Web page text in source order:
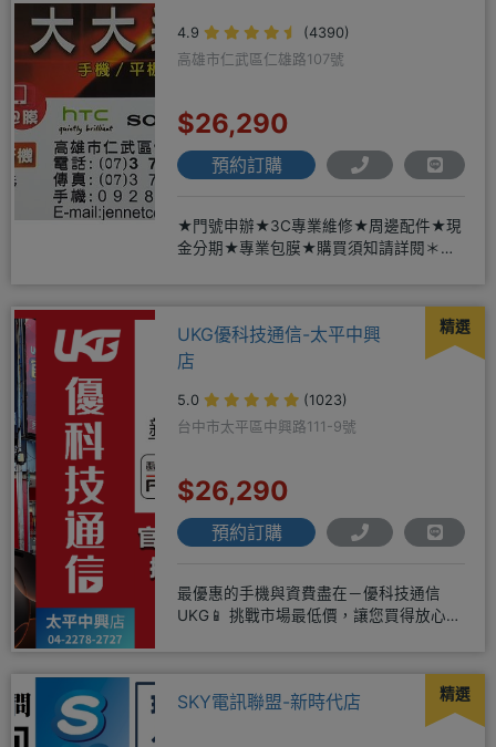
4.9
(4390)
高雄市仁武區仁雄路107號
$26,290
預約訂購
★門號申辦★3C專業維修★周邊配件★現
金分期★專業包膜★購買須知請詳閱＊來
精選
UKG優科技通信-太平中興
店
5.0
(1023)
台中市太平區中興路111-9號
$26,290
預約訂購
最優惠的手機與資費盡在－優科技通信
UKG📱 挑戰市場最低價，讓您買得放心又
精選
SKY電訊聯盟-新時代店